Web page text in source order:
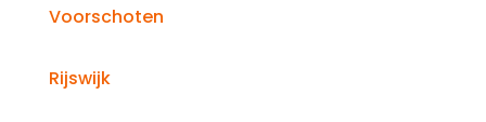
Voorschoten
Rijswijk